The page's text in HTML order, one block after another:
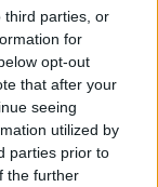
third parties, or
for
opt-out
that after your
seeing
utilized by
parties prior to
the further